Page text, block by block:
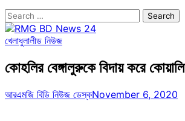
Search
for:
খেলাধুলালীড নিউজ
কোহলির বেঙ্গালুরুকে বিদায় করে
আরএমজি বিডি নিউজ ডেস্কNovember 6, 2020